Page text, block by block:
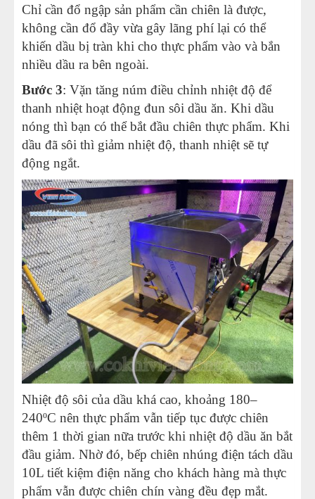
Chỉ cần đổ ngập sản phẩm cần chiên là được,
không cần đổ đầy vừa gây lãng phí lại có thể
khiến dầu bị tràn khi cho thực phẩm vào và bắn
nhiều dầu ra bên ngoài.
Bước 3: Vặn tăng núm điều chỉnh nhiệt độ để
thanh nhiệt hoạt động đun sôi dầu ăn. Khi dầu
nóng thì bạn có thể bắt đầu chiên thực phẩm. Khi
dầu đã sôi thì giảm nhiệt độ, thanh nhiệt sẽ tự
động ngắt.
Nhiệt độ sôi của dầu khá cao, khoảng 180–
240ºC nên thực phẩm vẫn tiếp tục được chiên
thêm 1 thời gian nữa trước khi nhiệt độ dầu ăn bắt
đầu giảm. Nhờ đó, bếp chiên nhúng điện tách dầu
10L tiết kiệm điện năng cho khách hàng mà thực
phẩm vẫn được chiên chín vàng đều đẹp mắt.